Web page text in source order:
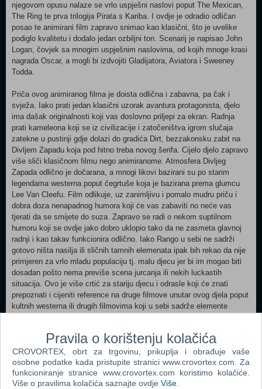
njegovom opusu nalaze se vrlo uspješni naslovi poput The Mexican,
The Ring te prva trilogija Pirata s Kariba. I ovdje je odradio odličan
posao te animirani film zapravo snimao kao klasični, što je uvelike
podiglo kvalitetu i dodalo jedan ozbiljni ton. Scenarij je napisao John
Logan, čovjek sa mnogim uspješnim naslovima, od kojih mnoge krasi
nagrada Oscar, a mogli bi izdvojiti Gladijatora, Aviatora i Sweeney
Todda.
Priča ovog animiranog filma je doista odlična i zabavna, pa čak i
svježa. Iako prati jedan klasični uzorak avantura protagonista, djelo
ima dašak originalnosti koji vas doslovno priljepi za ekran. Radnja
prati kameleona koji se iz civilizacije i zatočeništva igrom slučaja
zatekne u pustinji gdje dolazi do gradića Dirt, bezzakonsku zabit na
Divljem Zapadu koja pod hitno treba novog šerifa. Cijelo djelo zapravo
više sliči klasičnom filmu nego animiranome. Atmosfera Divljeg
Zapada odlično je dočarana, a mnogi likovi bazirani su po starim
legendama westerna poput čegrtuše koja je bazirana prema glumcu
Lee Van Cleefu. Film odlikuje, uz zanimljivu i pomalo mudru priču i
dobra doza nenapadnog humora koji će vas zabaviti no neće vas
tjerati da se smijete do suza. Zapravo se radi o nekom suptilnom
humoru koji se ovdje jako dobro uklopio tako da ne zasmeta glavnoj
radnji i kao takav funkcionira odlično. Iako Rango u sebi ne sadrži
gotovo ništa nasilja ili sličnih tamnih elemenata ipak bih rekao da nije
primjeren za vrlo mladu populaciju tj. malu djecu jer bi im mogao biti
dosadan pošto nema previše scena jurcanja ili nekih luckastih
situacija. Ovo je više crtić za stariju djecu i odrasle koji će znati
prepoznati i cijeniti reference na druge filmove unutar ovog djela poput
kultnih westerna ili drugih filmovima koji u sebi sadrže elemente
Glasovna postava je odradila odličan posao. Kao što se može vidjeti
na popisu, glasove su posudile mnoge zvijezde od kojih je, naravno,
najistaknutiji Johnny Depp. Ne samo da je vrstan glumac već i svojim
glasom odlično dočarava svaku zadanu situaciju i definitivno je unio
veliku energiju u ovaj animirani lik, pa i cijeli animirani film koji bez
Pravila o korištenju kolačića
CROVORTEX, obrt za trgovinu, prikuplja i obrađuje vaše
osobne podatke kada pristupite stranici www.crovortex.com. Za
funkcioniranje stranice www.crovortex.com koristimo kolačiće.
Više o pravilima kolačića saznajte ovdje Više